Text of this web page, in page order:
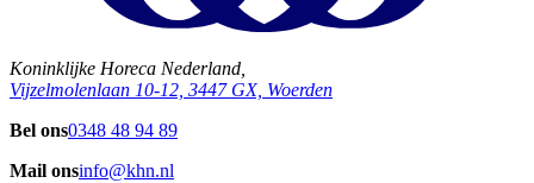
Koninklijke Horeca Nederland,
Vijzelmolenlaan 10-12, 3447 GX, Woerden
Bel ons0348 48 94 89
Mail onsinfo@khn.nl